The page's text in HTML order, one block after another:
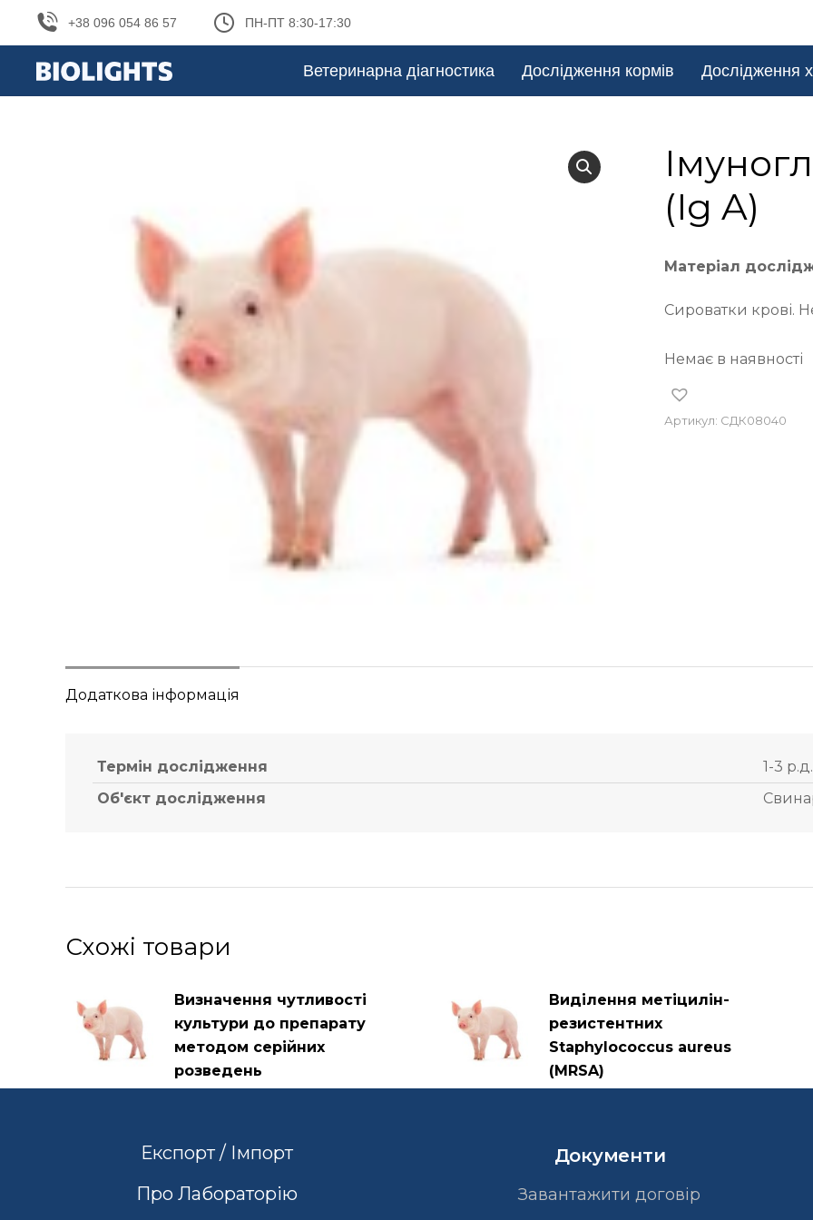
+38 096 054 86 57 ПН-ПТ 8:30-17:30
Ветеринарна діагностика Дослідження кормів Дослідження
(Ig A)
Матеріал
Сироватки крові.
Немає в наявності
Артикул: СДК08040
Додаткова інформація
Термін дослідження
1-3 р.д.
Об'єкт дослідження
Схожі товари
Визначення чутливості
культури до препарату
методом серійних
розведень
Виділення метіцилін-
резистентних
Staphylococcus aureus
(MRSA)
Експорт / Імпорт
Про Лабораторію
Документи
Завантажити договір